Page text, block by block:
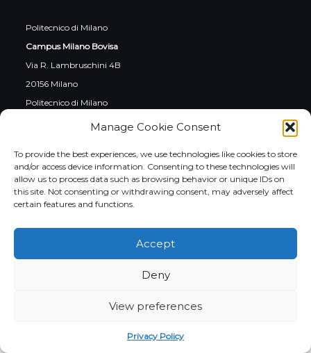
Manage Cookie Consent
To provide the best experiences, we use technologies like cookies to store
and/or access device information. Consenting to these technologies will
allow us to process data such as browsing behavior or unique IDs on
this site. Not consenting or withdrawing consent, may adversely affect
certain features and functions.
Accept
Deny
View preferences
Privacy Policy
Politecnico di Milano
Campus Milano Bovisa
Via R. Lambruschini 4B
20156 Milano
Politecnico di Milano
Campus Cremona
26100 Cremona
InstagramLinkedIn YouTube Facebook Twitter
Italiano